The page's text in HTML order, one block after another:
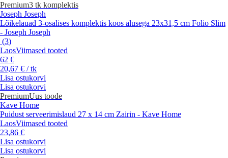
Premium3 tk komplektis
Joseph Joseph
Lõikelauad 3-osalises komplektis koos alusega 23x31,5 cm Folio Slim
- Joseph Joseph
(3)
LaosViimased tooted
62 €
20,67 € / tk
Lisa ostukorvi
Lisa ostukorvi
PremiumUus toode
Kave Home
Puidust serveerimislaud 27 x 14 cm Zairin - Kave Home
LaosViimased tooted
23,86 €
Lisa ostukorvi
Lisa ostukorvi